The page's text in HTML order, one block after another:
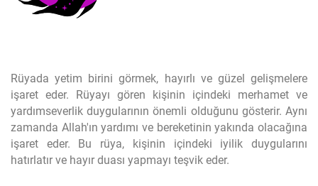
Rüyada yetim birini görmek, hayırlı ve güzel gelişmelere
işaret eder. Rüyayı gören kişinin içindeki merhamet ve
yardımseverlik duygularının önemli olduğunu gösterir. Aynı
zamanda Allah'ın yardımı ve bereketinin yakında olacağına
işaret eder. Bu rüya, kişinin içindeki iyilik duygularını
hatırlatır ve hayır duası yapmayı teşvik eder.